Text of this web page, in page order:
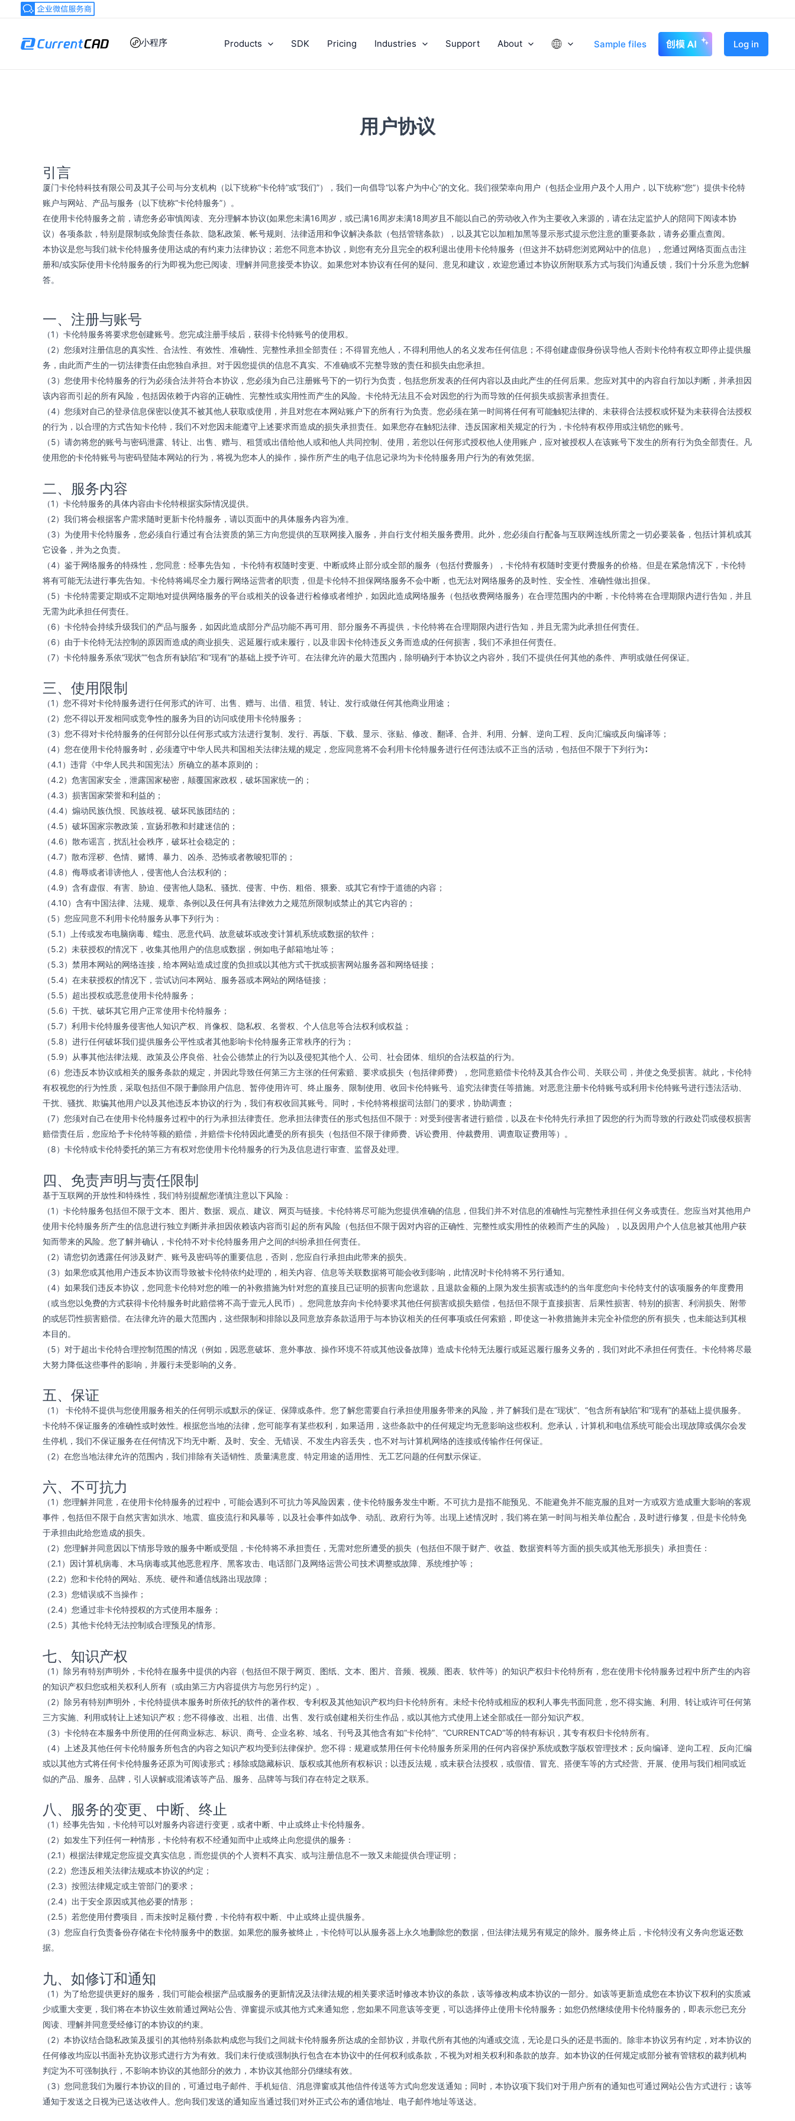
小程序 Products SDK Pricing Industries Support About Sample files Log in
用户协议
引言
厦门卡伦特科技有限公司及其子公司与分支机构（以下统称“卡伦特”或“我们”），我们一向倡导“以客户为中心”的文化。我们很荣幸向用户（包括企业用户及个人用户，以下统称“您”）提供卡伦特
账户与网站、产品与服务（以下统称“卡伦特服务”）。
在使用卡伦特服务之前，请您务必审慎阅读、充分理解本协议(如果您未满16周岁，或已满16周岁未满18周岁且不能以自己的劳动收入作为主要收入来源的，请在法定监护人的陪同下阅读本协
议）各项条款，特别是限制或免除责任条款、隐私政策、帐号规则、法律适用和争议解决条款（包括管辖条款），以及其它以加粗加黑等显示形式提示您注意的重要条款，请务必重点查阅。
本协议是您与我们就卡伦特服务使用达成的有约束力法律协议；若您不同意本协议，则您有充分且完全的权利退出使用卡伦特服务（但这并不妨碍您浏览网站中的信息），您通过网络页面点击注
册和/或实际使用卡伦特服务的行为即视为您已阅读、理解并同意接受本协议。如果您对本协议有任何的疑问、意见和建议，欢迎您通过本协议所附联系方式与我们沟通反馈，我们十分乐意为您解
答。
一、注册与账号
（1）卡伦特服务将要求您创建账号。您完成注册手续后，获得卡伦特账号的使用权。
（2）您须对注册信息的真实性、合法性、有效性、准确性、完整性承担全部责任；不得冒充他人，不得利用他人的名义发布任何信息；不得创建虚假身份误导他人否则卡伦特有权立即停止提供服
务，由此而产生的一切法律责任由您独自承担。对于因您提供的信息不真实、不准确或不完整导致的责任和损失由您承担。
（3）您使用卡伦特服务的行为必须合法并符合本协议，您必须为自己注册账号下的一切行为负责，包括您所发表的任何内容以及由此产生的任何后果。您应对其中的内容自行加以判断，并承担因
该内容而引起的所有风险，包括因依赖于内容的正确性、完整性或实用性而产生的风险。卡伦特无法且不会对因您的行为而导致的任何损失或损害承担责任。
（4）您须对自己的登录信息保密以使其不被其他人获取或使用，并且对您在本网站账户下的所有行为负责。您必须在第一时间将任何有可能触犯法律的、未获得合法授权或怀疑为未获得合法授权
的行为，以合理的方式告知卡伦特，我们不对您因未能遵守上述要求而造成的损失承担责任。如果您存在触犯法律、违反国家相关规定的行为，卡伦特有权停用或注销您的账号。
（5）请勿将您的账号与密码泄露、转让、出售、赠与、租赁或出借给他人或和他人共同控制、使用，若您以任何形式授权他人使用账户，应对被授权人在该账号下发生的所有行为负全部责任。凡
使用您的卡伦特账号与密码登陆本网站的行为，将视为您本人的操作，操作所产生的电子信息记录均为卡伦特服务用户行为的有效凭据。
二、服务内容
（1）卡伦特服务的具体内容由卡伦特根据实际情况提供。
（2）我们将会根据客户需求随时更新卡伦特服务，请以页面中的具体服务内容为准。
（3）为使用卡伦特服务，您必须自行通过有合法资质的第三方向您提供的互联网接入服务，并自行支付相关服务费用。此外，您必须自行配备与互联网连线所需之一切必要装备，包括计算机或其
它设备，并为之负责。
（4）鉴于网络服务的特殊性，您同意：经事先告知， 卡伦特有权随时变更、中断或终止部分或全部的服务（包括付费服务），卡伦特有权随时变更付费服务的价格。但是在紧急情况下，卡伦特
将有可能无法进行事先告知。卡伦特将竭尽全力履行网络运营者的职责，但是卡伦特不担保网络服务不会中断，也无法对网络服务的及时性、安全性、准确性做出担保。
（5）卡伦特需要定期或不定期地对提供网络服务的平台或相关的设备进行检修或者维护，如因此造成网络服务（包括收费网络服务）在合理范围内的中断，卡伦特将在合理期限内进行告知，并且
无需为此承担任何责任。
（6）卡伦特会持续升级我们的产品与服务，如因此造成部分产品功能不再可用、部分服务不再提供，卡伦特将在合理期限内进行告知，并且无需为此承担任何责任。
（6）由于卡伦特无法控制的原因而造成的商业损失、迟延履行或未履行，以及非因卡伦特违反义务而造成的任何损害，我们不承担任何责任。
（7）卡伦特服务系依“现状”“包含所有缺陷”和“现有”的基础上授予许可。在法律允许的最大范围内，除明确列于本协议之内容外，我们不提供任何其他的条件、声明或做任何保证。
三、使用限制
（1）您不得对卡伦特服务进行任何形式的许可、出售、赠与、出借、租赁、转让、发行或做任何其他商业用途；
（2）您不得以开发相同或竞争性的服务为目的访问或使用卡伦特服务；
（3）您不得对卡伦特服务的任何部分以任何形式或方法进行复制、发行、再版、下载、显示、张贴、修改、翻译、合并、利用、分解、逆向工程、反向汇编或反向编译等；
（4）您在使用卡伦特服务时，必须遵守中华人民共和国相关法律法规的规定，您应同意将不会利用卡伦特服务进行任何违法或不正当的活动，包括但不限于下列行为∶
（4.1）违背《中华人民共和国宪法》所确立的基本原则的；
（4.2）危害国家安全，泄露国家秘密，颠覆国家政权，破坏国家统一的；
（4.3）损害国家荣誉和利益的；
（4.4）煽动民族仇恨、民族歧视、破坏民族团结的；
（4.5）破坏国家宗教政策，宣扬邪教和封建迷信的；
（4.6）散布谣言，扰乱社会秩序，破坏社会稳定的；
（4.7）散布淫秽、色情、赌博、暴力、凶杀、恐怖或者教唆犯罪的；
（4.8）侮辱或者诽谤他人，侵害他人合法权利的；
（4.9）含有虚假、有害、胁迫、侵害他人隐私、骚扰、侵害、中伤、粗俗、猥亵、或其它有悖于道德的内容；
（4.10）含有中国法律、法规、规章、条例以及任何具有法律效力之规范所限制或禁止的其它内容的；
（5）您应同意不利用卡伦特服务从事下列行为：
（5.1）上传或发布电脑病毒、蠕虫、恶意代码、故意破坏或改变计算机系统或数据的软件；
（5.2）未获授权的情况下，收集其他用户的信息或数据，例如电子邮箱地址等；
（5.3）禁用本网站的网络连接，给本网站造成过度的负担或以其他方式干扰或损害网站服务器和网络链接；
（5.4）在未获授权的情况下，尝试访问本网站、服务器或本网站的网络链接；
（5.5）超出授权或恶意使用卡伦特服务；
（5.6）干扰、破坏其它用户正常使用卡伦特服务；
（5.7）利用卡伦特服务侵害他人知识产权、肖像权、隐私权、名誉权、个人信息等合法权利或权益；
（5.8）进行任何破坏我们提供服务公平性或者其他影响卡伦特服务正常秩序的行为；
（5.9）从事其他法律法规、政策及公序良俗、社会公德禁止的行为以及侵犯其他个人、公司、社会团体、组织的合法权益的行为。
（6）您违反本协议或相关的服务条款的规定，并因此导致任何第三方主张的任何索赔、要求或损失（包括律师费），您同意赔偿卡伦特及其合作公司、关联公司，并使之免受损害。就此，卡伦特
有权视您的行为性质，采取包括但不限于删除用户信息、暂停使用许可、终止服务、限制使用、收回卡伦特账号、追究法律责任等措施。对恶意注册卡伦特账号或利用卡伦特账号进行违法活动、
干扰、骚扰、欺骗其他用户以及其他违反本协议的行为，我们有权收回其账号。同时，卡伦特将根据司法部门的要求，协助调查；
（7）您须对自己在使用卡伦特服务过程中的行为承担法律责任。您承担法律责任的形式包括但不限于：对受到侵害者进行赔偿，以及在卡伦特先行承担了因您的行为而导致的行政处罚或侵权损害
赔偿责任后，您应给予卡伦特等额的赔偿，并赔偿卡伦特因此遭受的所有损失（包括但不限于律师费、诉讼费用、仲裁费用、调查取证费用等）。
（8）卡伦特或卡伦特委托的第三方有权对您使用卡伦特服务的行为及信息进行审查、监督及处理。
四、免责声明与责任限制
基于互联网的开放性和特殊性，我们特别提醒您谨慎注意以下风险：
（1）卡伦特服务包括但不限于文本、图片、数据、观点、建议、网页与链接。卡伦特将尽可能为您提供准确的信息，但我们并不对信息的准确性与完整性承担任何义务或责任。您应当对其他用户
使用卡伦特服务所产生的信息进行独立判断并承担因依赖该内容而引起的所有风险（包括但不限于因对内容的正确性、完整性或实用性的依赖而产生的风险），以及因用户个人信息被其他用户获
知而带来的风险。您了解并确认，卡伦特不对卡伦特服务用户之间的纠纷承担任何责任。
（2）请您切勿透露任何涉及财产、账号及密码等的重要信息，否则，您应自行承担由此带来的损失。
（3）如果您或其他用户违反本协议而导致被卡伦特依约处理的，相关内容、信息等关联数据将可能会收到影响，此情况时卡伦特将不另行通知。
（4）如果我们违反本协议，您同意卡伦特对您的唯一的补救措施为针对您的直接且已证明的损害向您退款，且退款金额的上限为发生损害或违约的当年度您向卡伦特支付的该项服务的年度费用
（或当您以免费的方式获得卡伦特服务时此赔偿将不高于壹元人民币）。您同意放弃向卡伦特要求其他任何损害或损失赔偿，包括但不限于直接损害、后果性损害、特别的损害、利润损失、附带
的或惩罚性损害赔偿。在法律允许的最大范围内，这些限制和排除以及同意放弃条款适用于与本协议相关的任何事项或任何索赔，即使这一补救措施并未完全补偿您的所有损失，也未能达到其根
本目的。
（5）对于超出卡伦特合理控制范围的情况（例如，因恶意破坏、意外事故、操作环境不符或其他设备故障）造成卡伦特无法履行或延迟履行服务义务的，我们对此不承担任何责任。卡伦特将尽最
大努力降低这些事件的影响，并履行未受影响的义务。
五、保证
（1） 卡伦特不提供与您使用服务相关的任何明示或默示的保证、保障或条件。您了解您需要自行承担使用服务带来的风险，并了解我们是在“现状”、“包含所有缺陷”和“现有”的基础上提供服务。
卡伦特不保证服务的准确性或时效性。根据您当地的法律，您可能享有某些权利，如果适用，这些条款中的任何规定均无意影响这些权利。您承认，计算机和电信系统可能会出现故障或偶尔会发
生停机，我们不保证服务在任何情况下均无中断、及时、安全、无错误、不发生内容丢失，也不对与计算机网络的连接或传输作任何保证。
（2）在您当地法律允许的范围内，我们排除有关适销性、质量满意度、特定用途的适用性、无工艺问题的任何默示保证。
六、不可抗力
（1）您理解并同意，在使用卡伦特服务的过程中，可能会遇到不可抗力等风险因素，使卡伦特服务发生中断。不可抗力是指不能预见、不能避免并不能克服的且对一方或双方造成重大影响的客观
事件，包括但不限于自然灾害如洪水、地震、瘟疫流行和风暴等，以及社会事件如战争、动乱、政府行为等。出现上述情况时，我们将在第一时间与相关单位配合，及时进行修复，但是卡伦特免
于承担由此给您造成的损失。
（2）您理解并同意因以下情形导致的服务中断或受阻，卡伦特将不承担责任，无需对您所遭受的损失（包括但不限于财产、收益、数据资料等方面的损失或其他无形损失）承担责任：
（2.1）因计算机病毒、木马病毒或其他恶意程序、黑客攻击、电话部门及网络运营公司技术调整或故障、系统维护等；
（2.2）您和卡伦特的网站、系统、硬件和通信线路出现故障；
（2.3）您错误或不当操作；
（2.4）您通过非卡伦特授权的方式使用本服务；
（2.5）其他卡伦特无法控制或合理预见的情形。
七、知识产权
（1）除另有特别声明外，卡伦特在服务中提供的内容（包括但不限于网页、图纸、文本、图片、音频、视频、图表、软件等）的知识产权归卡伦特所有，您在使用卡伦特服务过程中所产生的内容
的知识产权归您或相关权利人所有（或由第三方内容提供方与您另行约定）。
（2）除另有特别声明外，卡伦特提供本服务时所依托的软件的著作权、专利权及其他知识产权均归卡伦特所有。未经卡伦特或相应的权利人事先书面同意，您不得实施、利用、转让或许可任何第
三方实施、利用或转让上述知识产权；您不得修改、出租、出借、出售、发行或创建相关衍生作品，或以其他方式使用上述全部或任一部分知识产权。
（3）卡伦特在本服务中所使用的任何商业标志、标识、商号、企业名称、域名、刊号及其他含有如“卡伦特”、“CURRENTCAD”等的特有标识，其专有权归卡伦特所有。
（4）上述及其他任何卡伦特服务所包含的内容之知识产权均受到法律保护。您不得：规避或禁用任何卡伦特服务所采用的任何内容保护系统或数字版权管理技术；反向编译、逆向工程、反向汇编
或以其他方式将任何卡伦特服务还原为可阅读形式；移除或隐藏标识、版权或其他所有权标识；以违反法规，或未获合法授权，或假借、冒充、搭便车等的方式经营、开展、使用与我们相同或近
似的产品、服务、品牌，引人误解或混淆该等产品、服务、品牌等与我们存在特定之联系。
八、服务的变更、中断、终止
（1）经事先告知，卡伦特可以对服务内容进行变更，或者中断、中止或终止卡伦特服务。
（2）如发生下列任何一种情形，卡伦特有权不经通知而中止或终止向您提供的服务：
（2.1）根据法律规定您应提交真实信息，而您提供的个人资料不真实、或与注册信息不一致又未能提供合理证明；
（2.2）您违反相关法律法规或本协议的约定；
（2.3）按照法律规定或主管部门的要求；
（2.4）出于安全原因或其他必要的情形；
（2.5）若您使用付费项目，而未按时足额付费，卡伦特有权中断、中止或终止提供服务。
（3）您应自行负责备份存储在卡伦特服务中的数据。如果您的服务被终止，卡伦特可以从服务器上永久地删除您的数据，但法律法规另有规定的除外。服务终止后，卡伦特没有义务向您返还数
据。
九、如修订和通知
（1）为了给您提供更好的服务，我们可能会根据产品或服务的更新情况及法律法规的相关要求适时修改本协议的条款，该等修改构成本协议的一部分。如该等更新造成您在本协议下权利的实质减
少或重大变更，我们将在本协议生效前通过网站公告、弹窗提示或其他方式来通知您，您如果不同意该等变更，可以选择停止使用卡伦特服务；如您仍然继续使用卡伦特服务的，即表示您已充分
阅读、理解并同意受经修订的本协议的约束。
（2）本协议结合隐私政策及援引的其他特别条款构成您与我们之间就卡伦特服务所达成的全部协议，并取代所有其他的沟通或交流，无论是口头的还是书面的。除非本协议另有约定，对本协议的
任何修改均应以书面补充协议形式进行方为有效。我们未行使或强制执行包含在本协议中的任何权利或条款，不视为对相关权利和条款的放弃。如本协议的任何规定或部分被有管辖权的裁判机构
判定为不可强制执行，不影响本协议的其他部分的效力，本协议其他部分仍继续有效。
（3）您同意我们为履行本协议的目的，可通过电子邮件、手机短信、消息弹窗或其他信件传送等方式向您发送通知；同时，本协议项下我们对于用户所有的通知也可通过网站公告方式进行；该等
通知于发送之日视为已送达收件人。您向我们发送的通知应当通过我们对外正式公布的通信地址、电子邮件地址等送达。